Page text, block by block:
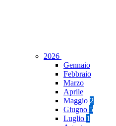
2026
Gennaio
Febbraio
Marzo
Aprile
Maggio 2
Giugno 5
Luglio 1